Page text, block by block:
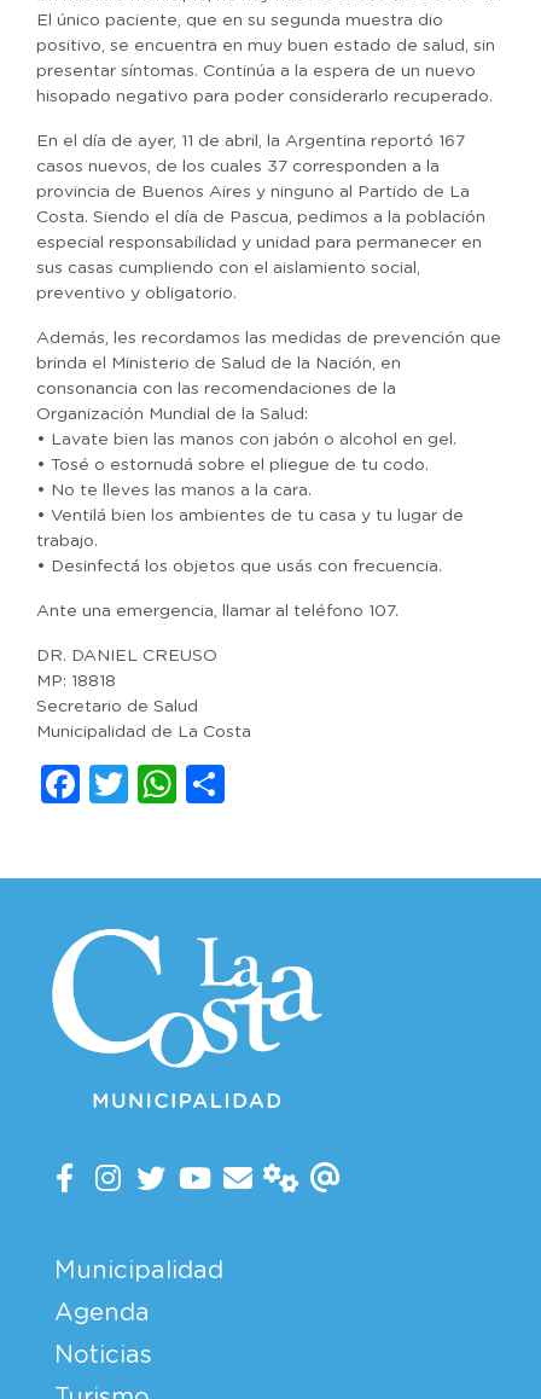
El único paciente, que en su segunda muestra dio
positivo, se encuentra en muy buen estado de salud, sin
presentar síntomas. Continúa a la espera de un nuevo
hisopado negativo para poder considerarlo recuperado.
En el día de ayer, 11 de abril, la Argentina reportó 167
casos nuevos, de los cuales 37 corresponden a la
provincia de Buenos Aires y ninguno al Partido de La
Costa. Siendo el día de Pascua, pedimos a la población
especial responsabilidad y unidad para permanecer en
sus casas cumpliendo con el aislamiento social,
preventivo y obligatorio.
Además, les recordamos las medidas de prevención que
brinda el Ministerio de Salud de la Nación, en
consonancia con las recomendaciones de la
Organización Mundial de la Salud:
• Lavate bien las manos con jabón o alcohol en gel.
• Tosé o estornudá sobre el pliegue de tu codo.
• No te lleves las manos a la cara.
• Ventilá bien los ambientes de tu casa y tu lugar de
trabajo.
• Desinfectá los objetos que usás con frecuencia.
Ante una emergencia, llamar al teléfono 107.
DR. DANIEL CREUSO
MP: 18818
Secretario de Salud
Municipalidad de La Costa
Facebook
TwitterWhatsApp
Municipalidad
Agenda
Noticias